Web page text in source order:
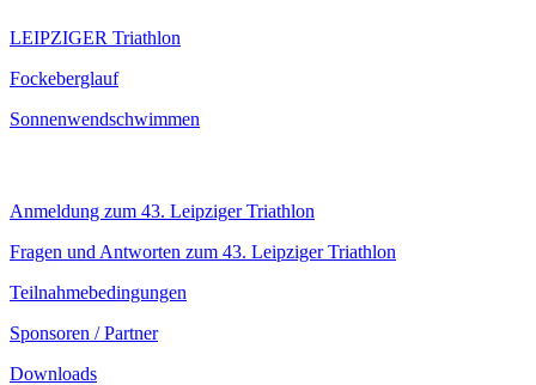
LEIPZIGER Triathlon
Fockeberglauf
Sonnenwendschwimmen
Anmeldung zum 43. Leipziger Triathlon
Fragen und Antworten zum 43. Leipziger Triathlon
Teilnahmebedingungen
Sponsoren / Partner
Downloads